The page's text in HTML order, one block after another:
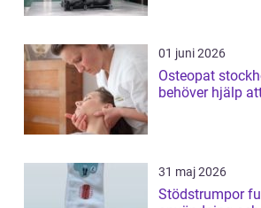
01 juni 2026
Osteopat stockholm när
behöver hjälp
31 maj 2026
Stödstrumpor funktion,